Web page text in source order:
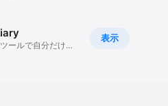
表示
ールで自分だけの